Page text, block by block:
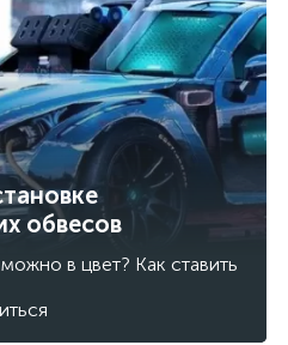
обвесов
в цвет? Как ставить